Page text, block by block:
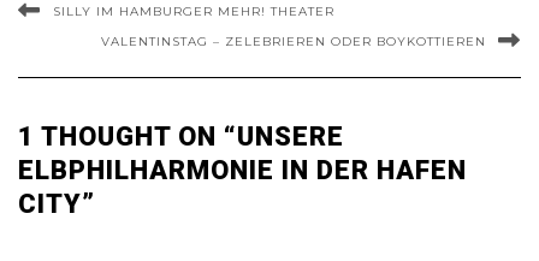
SILLY IM HAMBURGER MEHR! THEATER
VALENTINSTAG – ZELEBRIEREN ODER BOYKOTTIEREN
1 THOUGHT ON “UNSERE
ELBPHILHARMONIE IN DER HAFEN
CITY”